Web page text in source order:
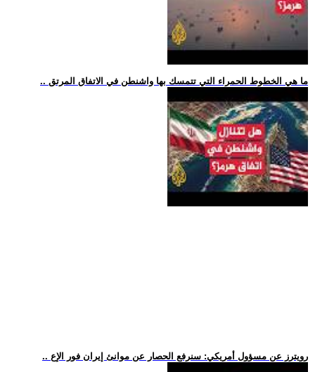
.. ما هي الخطوط الحمراء التي تتمسك بها واشنطن في الاتفاق المرتق
.. رويترز عن مسؤول أمريكي: سنرفع الحصار عن موانئ إيران فور الإع